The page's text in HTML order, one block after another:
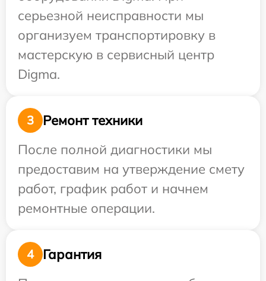
серьезной неисправности мы
организуем транспортировку в
мастерскую в сервисный центр
Digma.
3
Ремонт техники
После полной диагностики мы
предоставим на утверждение смету
работ, график работ и начнем
ремонтные операции.
4
Гарантия